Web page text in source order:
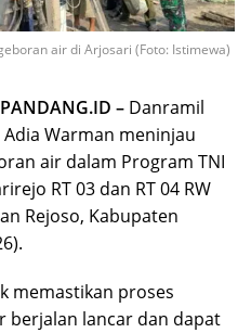
air di Arjosari (Foto: Istimewa)
– Danramil
Warman meninjau
air dalam Program TNI
RT 03 dan RT 04 RW
Rejoso, Kabupaten
memastikan proses
berjalan lancar dan dapat